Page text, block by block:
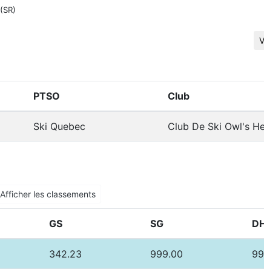
(SR)
PTSO Club
Ski Quebec Club De Ski Owl's
Afficher les classements
GS SG
342.23 999.00